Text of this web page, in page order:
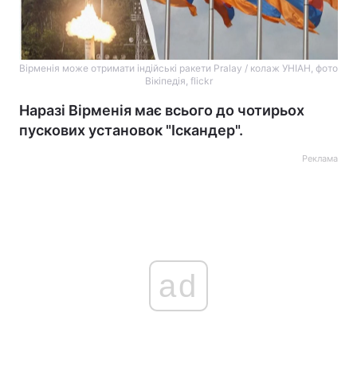
Вірменія може отримати індійські ракети Pralay / колаж УНІАН, фото
Вікіпедія, flickr
Наразі Вірменія має всього до чотирьох
пускових установок "Іскандер".
Реклама
ad